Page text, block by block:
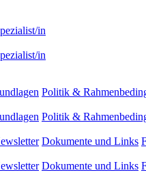
in
in
Politik &
Politik &
Dokumente und Links
Dokumente und Links